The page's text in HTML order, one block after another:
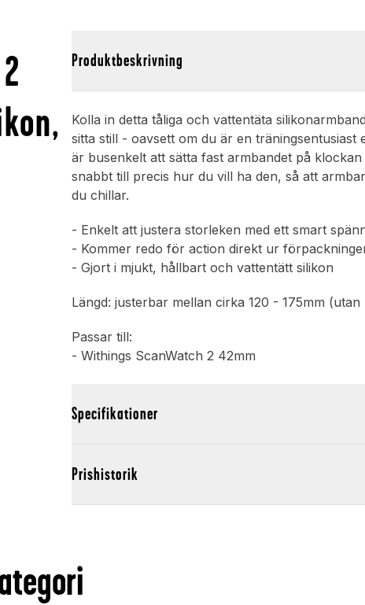
Produktbeskrivning
Kolla in detta tåliga och vattentäta
sitta still - oavsett om du är en
är busenkelt att sätta fast armbandet på
snabbt till precis hur du vill ha den, så att
du chillar.
- Enkelt att justera storleken med ett smart
- Kommer redo för action direkt ur
- Gjort i mjukt, hållbart och vattentätt silikon
Längd: justerbar mellan cirka 120 - 175mm (utan
Passar till:
- Withings ScanWatch 2 42mm
Specifikationer
Prishistorik